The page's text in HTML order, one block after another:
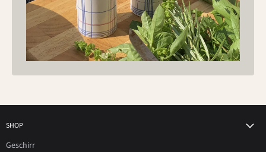
SHOP
Geschirr